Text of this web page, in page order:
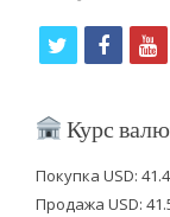
i
t
f
c
b
y
u
u
Курс
Покупка USD:
Продажа USD: